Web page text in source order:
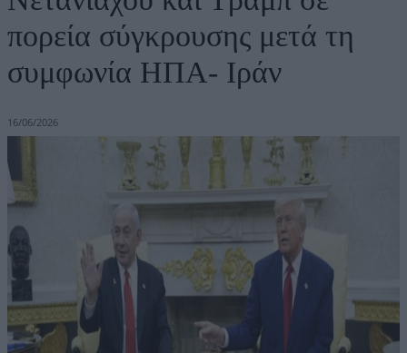
πορεία σύγκρουσης μετά τη
συμφωνία ΗΠΑ- Ιράν
16/06/2026